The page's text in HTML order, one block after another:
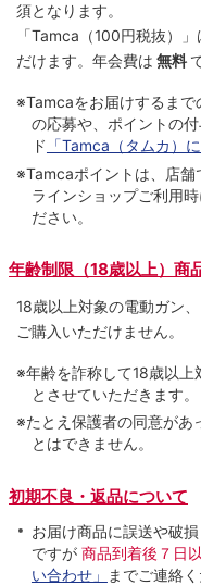
須となります。
「Tamca （100円税抜）
だけます。 年会費は 無料
※Tamcaをお届けするま
の応募や、ポイントの
ド 「Tamca（タムカ）に
※Tamcaポイントは、店舗
ラインショップご利用
ださい。
年齢制限（18歳以上）商
18歳以上対象の電動ガン
ご購入いただけません。
※年齢を詐称して18歳以上
とさせていただきます。
※たとえ保護者の同意があ
とはできません。
初期不良・返品について
お届け商品に誤送や破
ですが 商品到着後７日
い合わせ」
までご連絡